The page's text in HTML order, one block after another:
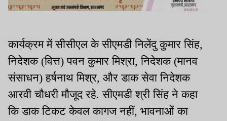
कार्यक्रम में सीसीएल के सीएमडी निलेंदु कुमार सिंह,
निदेशक (वित्त) पवन कुमार मिश्रा, निदेशक (मानव
संसाधन) हर्षनाथ मिश्र, और डाक सेवा निदेशक
आरवी चौधरी मौजूद रहे. सीएमडी श्री सिंह ने कहा
कि डाक टिकट केवल कागज नहीं, भावनाओं का